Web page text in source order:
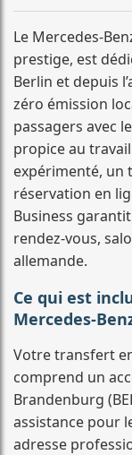
Le Mercedes-
prestige, est
Berlin et depuis
zéro émission
passagers avec
propice au
expérimenté, un
réservation en
Business
rendez-vous,
allemande.
Ce qui est
Mercedes-
Votre transfert
comprend un
Brandenburg
assistance pour
adresse